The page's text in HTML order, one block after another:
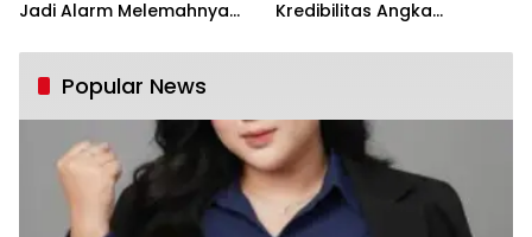
Jadi Alarm Melemahnya
Kredibilitas Angka
Tumbuh Tapi Rapuh
Popular News